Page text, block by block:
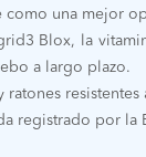
como una mejor
Blox, la
a largo plazo.
ratones
registrado por la